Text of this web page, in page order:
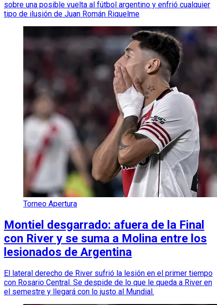
sobre una posible vuelta al fútbol argentino y enfrió cualquier
tipo de ilusión de Juan Román Riquelme
Torneo Apertura
Montiel desgarrado: afuera de la Final
con River y se suma a Molina entre los
lesionados de Argentina
El lateral derecho de River sufrió la lesión en el primer tiempo
con Rosario Central. Se despide de lo que le queda a River en
el semestre y llegará con lo justo al Mundial.